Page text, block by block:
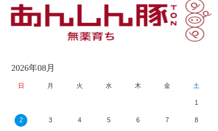
2026年08月
日 月 火 水 木 金 土
1
2 3 4 5 6 7 8